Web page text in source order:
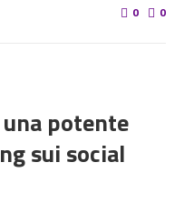
0
0
una potente
sui social